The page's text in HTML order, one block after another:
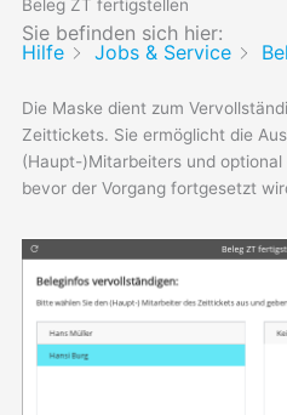
Beleg ZT fertigstellen
Sie befinden sich hier:
Hilfe
Jobs & Service
Die Maske dient zum
Zeittickets. Sie ermöglicht die
(Haupt-)Mitarbeiters und
bevor der Vorgang fortgesetzt